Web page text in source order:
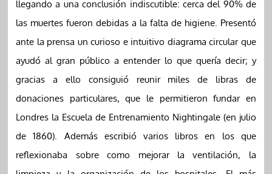
llegando a una conclusión indiscutible: cerca del 90% de
las muertes fueron debidas a la falta de higiene. Presentó
ante la prensa un curioso e intuitivo diagrama circular que
ayudó al gran público a entender lo que quería decir; y
gracias a ello consiguió reunir miles de libras de
donaciones particulares, que le permitieron fundar en
Londres la Escuela de Entrenamiento Nightingale (en julio
de 1860). Además escribió varios libros en los que
reflexionaba sobre como mejorar la ventilación, la